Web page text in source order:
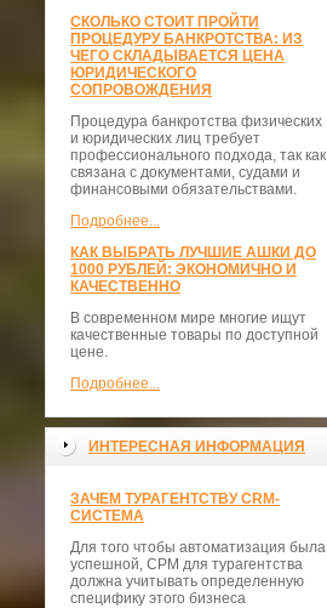
СКОЛЬКО СТОИТ ПРОЙТИ
ПРОЦЕДУРУ БАНКРОТСТВА: ИЗ
ЧЕГО СКЛАДЫВАЕТСЯ ЦЕНА
ЮРИДИЧЕСКОГО
СОПРОВОЖДЕНИЯ
Процедура банкротства физических
и юридических лиц требует
профессионального подхода, так как
связана с документами, судами и
финансовыми обязательствами.
Подробнее...
КАК ВЫБРАТЬ ЛУЧШИЕ АШКИ ДО
1000 РУБЛЕЙ: ЭКОНОМИЧНО И
КАЧЕСТВЕННО
В современном мире многие ищут
качественные товары по доступной
цене.
Подробнее...
ИНТЕРЕСНАЯ ИНФОРМАЦИЯ
ЗАЧЕМ ТУРАГЕНТСТВУ CRM-
СИСТЕМА
Для того чтобы автоматизация была
успешной, СРМ для турагентства
должна учитывать определенную
специфику этого бизнеса